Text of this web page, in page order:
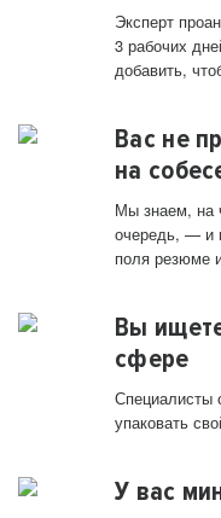
Эксперт
3 рабочих
добавить,
Вас не
на
Мы знаем, на
очередь, — и
поля резюме
Вы
сфере
Специалисты
упаковать
У вас